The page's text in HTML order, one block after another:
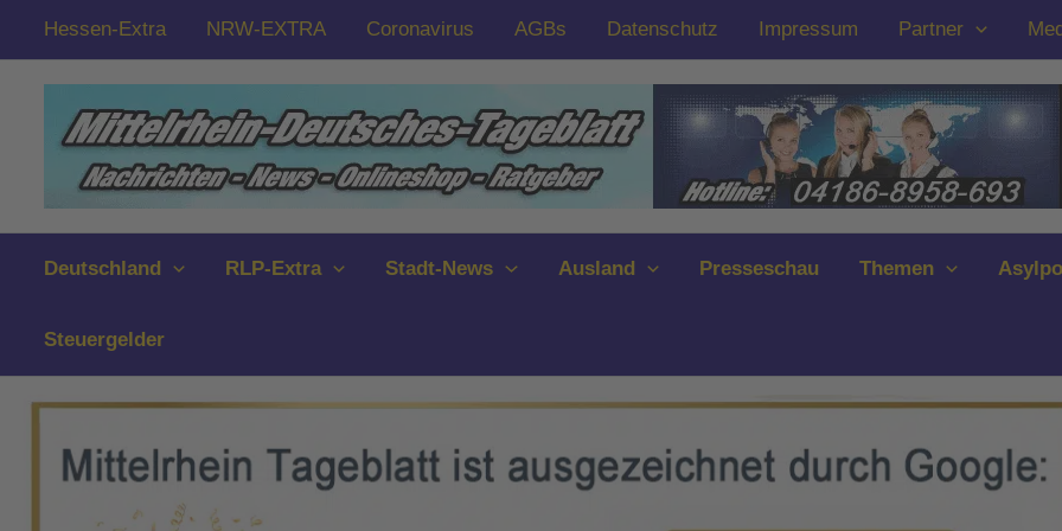
Zum
springen
Hessen-Extra NRW-EXTRA Coronavirus AGBs Datenschutz Impressum Partner
Deutschland RLP-Extra Stadt-News Ausland Presseschau Themen
Steuergelder